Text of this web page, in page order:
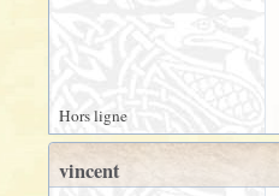
Hors ligne
vincent